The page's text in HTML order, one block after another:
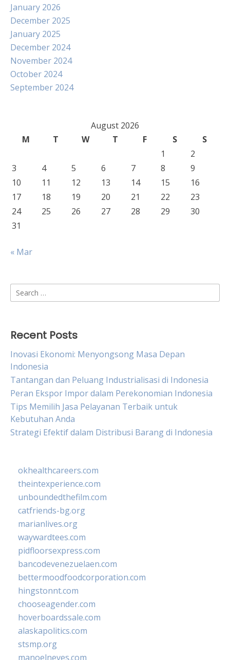
January 2026
December 2025
January 2025
December 2024
November 2024
October 2024
September 2024
August 2026
M
T W T F S
S
1
2
3
4 5 6 7 8
9
10
11 12 13 14 15
16
17
18 19 20 21 22
23
24
25 26 27 28 29
30
31
« Mar
Search
for:
Recent Posts
Inovasi Ekonomi: Menyongsong Masa Depan
Indonesia
Tantangan dan Peluang Industrialisasi di Indonesia
Peran Ekspor Impor dalam Perekonomian Indonesia
Tips Memilih Jasa Pelayanan Terbaik untuk
Kebutuhan Anda
Strategi Efektif dalam Distribusi Barang di Indonesia
okhealthcareers.com
theintexperience.com
unboundedthefilm.com
catfriends-bg.org
marianlives.org
waywardtees.com
pidfloorsexpress.com
bancodevenezuelaen.com
bettermoodfoodcorporation.com
hingstonnt.com
chooseagender.com
hoverboardssale.com
alaskapolitics.com
stsmp.org
manoelneves.com